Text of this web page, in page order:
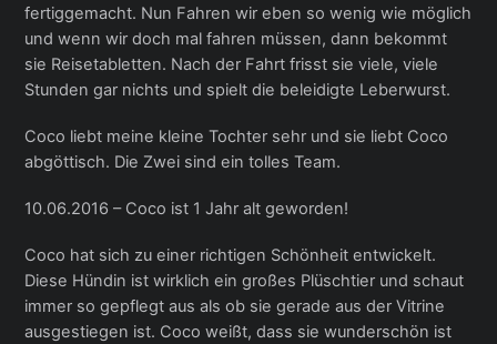
fertiggemacht. Nun Fahren wir eben so wenig wie möglich
und wenn wir doch mal fahren müssen, dann bekommt
sie Reisetabletten. Nach der Fahrt frisst sie viele, viele
Stunden gar nichts und spielt die beleidigte Leberwurst.
Coco liebt meine kleine Tochter sehr und sie liebt Coco
abgöttisch. Die Zwei sind ein tolles Team.
10.06.2016 – Coco ist 1 Jahr alt geworden!
Coco hat sich zu einer richtigen Schönheit entwickelt.
Diese Hündin ist wirklich ein großes Plüschtier und schaut
immer so gepflegt aus als ob sie gerade aus der Vitrine
ausgestiegen ist. Coco weißt, dass sie wunderschön ist